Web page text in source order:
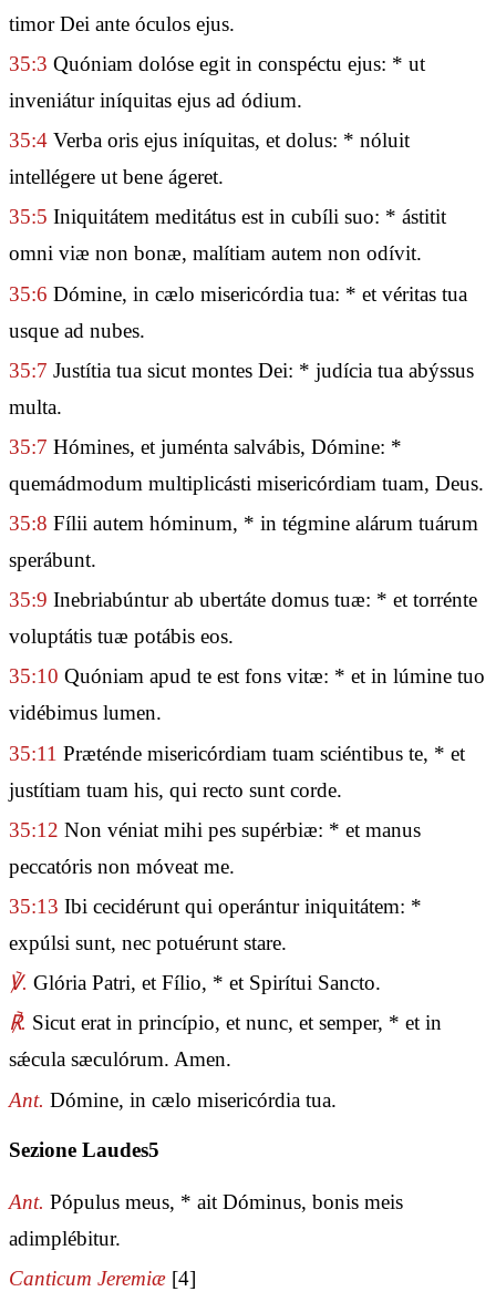
timor Dei ante óculos ejus.
35:3 Quóniam dolóse egit in conspéctu ejus: * ut
inveniátur iníquitas ejus ad ódium.
35:4 Verba oris ejus iníquitas, et dolus: * nóluit
intellégere ut bene ágeret.
35:5 Iniquitátem meditátus est in cubíli suo: * ástitit
omni viæ non bonæ, malítiam autem non odívit.
35:6 Dómine, in cælo misericórdia tua: * et véritas tua
usque ad nubes.
35:7 Justítia tua sicut montes Dei: * judícia tua abýssus
multa.
35:7 Hómines, et juménta salvábis, Dómine: *
quemádmodum multiplicásti misericórdiam tuam, Deus.
35:8 Fílii autem hóminum, * in tégmine alárum tuárum
sperábunt.
35:9 Inebriabúntur ab ubertáte domus tuæ: * et torrénte
voluptátis tuæ potábis eos.
35:10 Quóniam apud te est fons vitæ: * et in lúmine tuo
vidébimus lumen.
35:11 Præténde misericórdiam tuam sciéntibus te, * et
justítiam tuam his, qui recto sunt corde.
35:12 Non véniat mihi pes supérbiæ: * et manus
peccatóris non móveat me.
35:13 Ibi cecidérunt qui operántur iniquitátem: *
expúlsi sunt, nec potuérunt stare.
℣. Glória Patri, et Fílio, * et Spirítui Sancto.
℟. Sicut erat in princípio, et nunc, et semper, * et in
sǽcula sæculórum. Amen.
Ant. Dómine, in cælo misericórdia tua.
Sezione Laudes5
Ant. Pópulus meus, * ait Dóminus, bonis meis
adimplébitur.
Canticum Jeremiæ [4]